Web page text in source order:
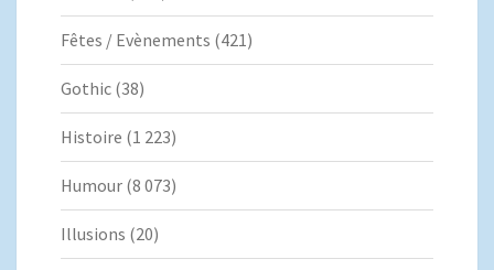
Fêtes / Evènements (421)
Gothic (38)
Histoire (1 223)
Humour (8 073)
Illusions (20)